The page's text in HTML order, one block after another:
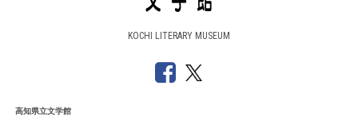
KOCHI LITERARY MUSEUM
高知県立文学館